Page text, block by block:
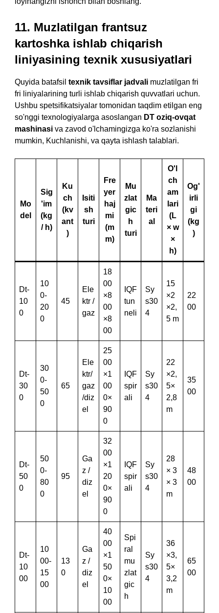
11. Muzlatilgan frantsuz
kartoshka ishlab chiqarish
liniyasining texnik xususiyatlari
Quyida batafsil texnik tavsiflar jadvali muzlatilgan fri
fri liniyalarining turli ishlab chiqarish quvvatlari uchun.
Ushbu spetsifikatsiyalar tomonidan taqdim etilgan eng
so'nggi texnologiyalarga asoslangan DT oziq-ovqat
mashinasi va zavod o'lchamingizga ko'ra sozlanishi
mumkin, Kuchlanishi, va qayta ishlash talablari.
Mo
del
Sig
'im
(kg
/ h)
Ku
ch
(kv
ant
)
Isiti
sh
turi
Fre
yer
haj
mi
(m
m)
Mu
zlat
gic
h
turi
Ma
teri
al
O'l
ch
am
lari
(L
× w
×
h)
Og'
irli
gi
(kg
)
Dt-
10
0
10
0-
20
0
45
Ele
ktr /
gaz
18
00
×8
00
×8
00
IQF
tun
neli
Sy
s30
4
15
×2
×2,
5 m
22
00
Dt-
30
0
30
0-
50
0
65
Ele
ktr/
gaz
/diz
el
25
00
×1
00
0×
90
0
IQF
spir
ali
Sy
s30
4
22
×2,
5×
2,8
m
35
00
Dt-
50
0
50
0-
80
0
95
Ga
z /
diz
el
32
00
×1
20
0×
90
0
IQF
spir
ali
Sy
s30
4
28
× 3
× 3
m
48
00
Dt-
10
00
10
00-
15
00
13
0
Ga
z /
diz
el
40
00
×1
50
0×
10
00
Spi
ral
mu
zlat
gic
h
Sy
s30
4
36
×3,
5×
3,2
m
65
00